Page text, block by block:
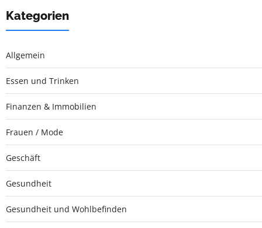
Kategorien
Allgemein
Essen und Trinken
Finanzen & Immobilien
Frauen / Mode
Geschäft
Gesundheit
Gesundheit und Wohlbefinden